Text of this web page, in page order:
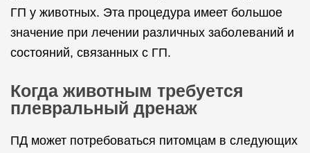
ГП у животных. Эта процедура имеет большое
значение при лечении различных заболеваний и
состояний, связанных с ГП.
Когда животным требуется
плевральный дренаж
ПД может потребоваться питомцам в следующих